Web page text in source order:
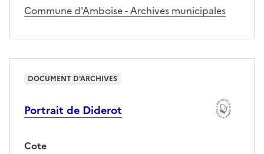
Commune d'Amboise - Archives municipales
Portrait de Diderot
Cote
DOCUMENT D'ARCHIVES